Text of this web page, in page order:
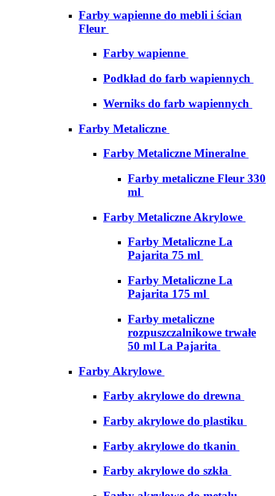
Farby wapienne do mebli i ścian
Fleur
Farby wapienne
Podkład do farb wapiennych
Werniks do farb wapiennych
Farby Metaliczne
Farby Metaliczne Mineralne
Farby metaliczne Fleur 330
ml
Farby Metaliczne Akrylowe
Farby Metaliczne La
Pajarita 75 ml
Farby Metaliczne La
Pajarita 175 ml
Farby metaliczne
rozpuszczalnikowe trwałe
50 ml La Pajarita
Farby Akrylowe
Farby akrylowe do drewna
Farby akrylowe do plastiku
Farby akrylowe do tkanin
Farby akrylowe do szkła